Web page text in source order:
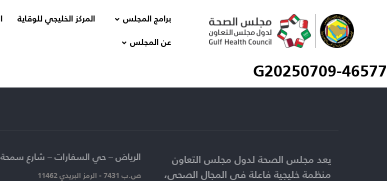
المركز الخليجي للوقاية برامج المجلس
عن المجلس
G20250709-46577
الرياض – حي السفارات – شارع سمحة​
ص.ب 7431 - الرمز البريدي 11462
يعد مجلس الصحة لدول مجلس التعاون
منظمة خليجية فاعلة في المجال الصحي،